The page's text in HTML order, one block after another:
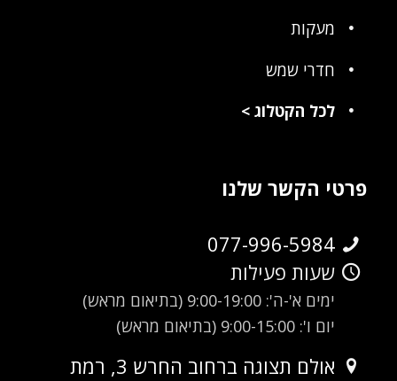
מעקות
חדרי שמש
לכל הקטלוג>
פרטי הקשר שלנו
077-996-5984
שעות פעילות
ימים א'-ה': 9:00-19:00 (בתיאום מראש)
יום ו': 9:00-15:00 (בתיאום מראש)
אולם תצוגה ברחוב החרש 3, רמת